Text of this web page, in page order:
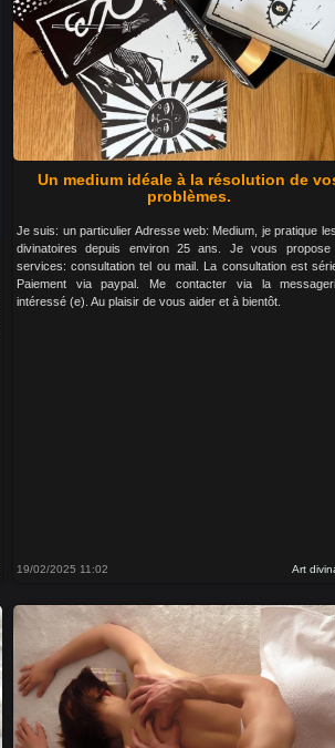
Un medium idéale à la résolution de
problèmes.
Je suis: un particulier Adresse web: Medium, je pratique
divinatoires depuis environ 25 ans. Je vous propose
services: consultation tel ou mail. La consultation est
Paiement via paypal. Me contacter via la
intéressé (e). Au plaisir de vous aider et à bientôt.
19/02/2025 11:02 Art